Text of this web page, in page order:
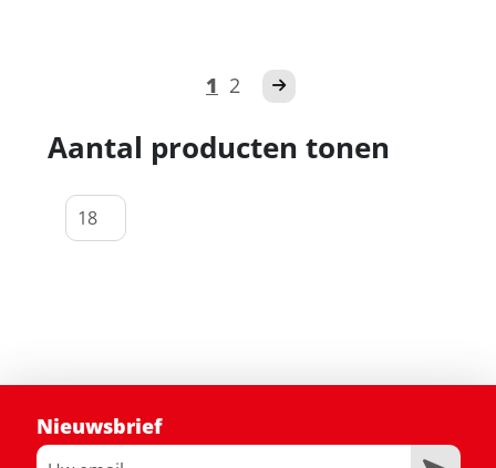
1 2
Aantal producten tonen
Nieuwsbrief